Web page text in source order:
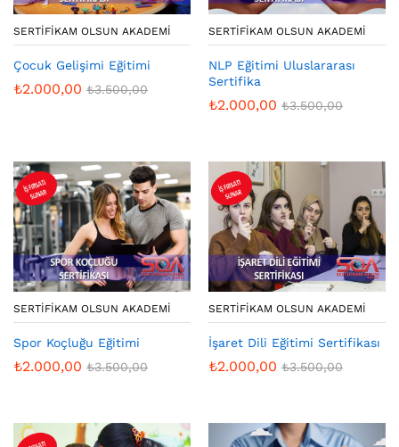
SERTIFIKAM OLSUN AKADEMI
Çocuk Gelişimi Eğitimi
₺2.000,00 ₺3.500,00
SERTIFIKAM OLSUN AKADEMI
NLP Eğitimi Uluslararası
Sertifika
₺2.000,00 ₺3.500,00
SERTIFIKAM OLSUN AKADEMI
Spor Koçluğu Eğitimi
₺2.000,00 ₺3.500,00
SERTIFIKAM OLSUN AKADEMI
İşaret Dili Eğitimi Sertifikası
₺2.000,00 ₺3.500,00